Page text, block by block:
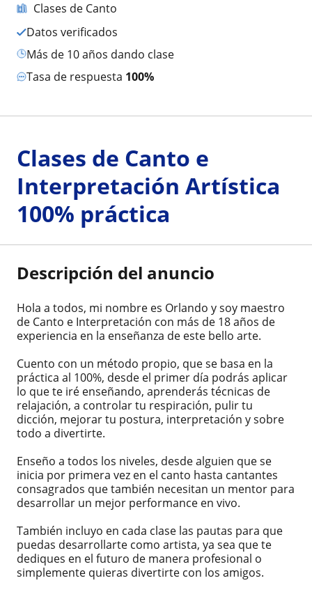
Clases de Canto
Datos verificados
más de 10 años dando clase
Tasa de respuesta 100%
Clases de Canto e
Interpretación Artística
100% práctica
Descripción del anuncio
Hola a todos, mi nombre es Orlando y soy maestro
de Canto e Interpretación con más de 18 años de
experiencia en la enseñanza de este bello arte.
Cuento con un método propio, que se basa en la
práctica al 100%, desde el primer día podrás aplicar
lo que te iré enseñando, aprenderás técnicas de
relajación, a controlar tu respiración, pulir tu
dicción, mejorar tu postura, interpretación y sobre
todo a divertirte.
Enseño a todos los niveles, desde alguien que se
inicia por primera vez en el canto hasta cantantes
consagrados que también necesitan un mentor para
desarrollar un mejor performance en vivo.
También incluyo en cada clase las pautas para que
puedas desarrollarte como artista, ya sea que te
dediques en el futuro de manera profesional o
simplemente quieras divertirte con los amigos.